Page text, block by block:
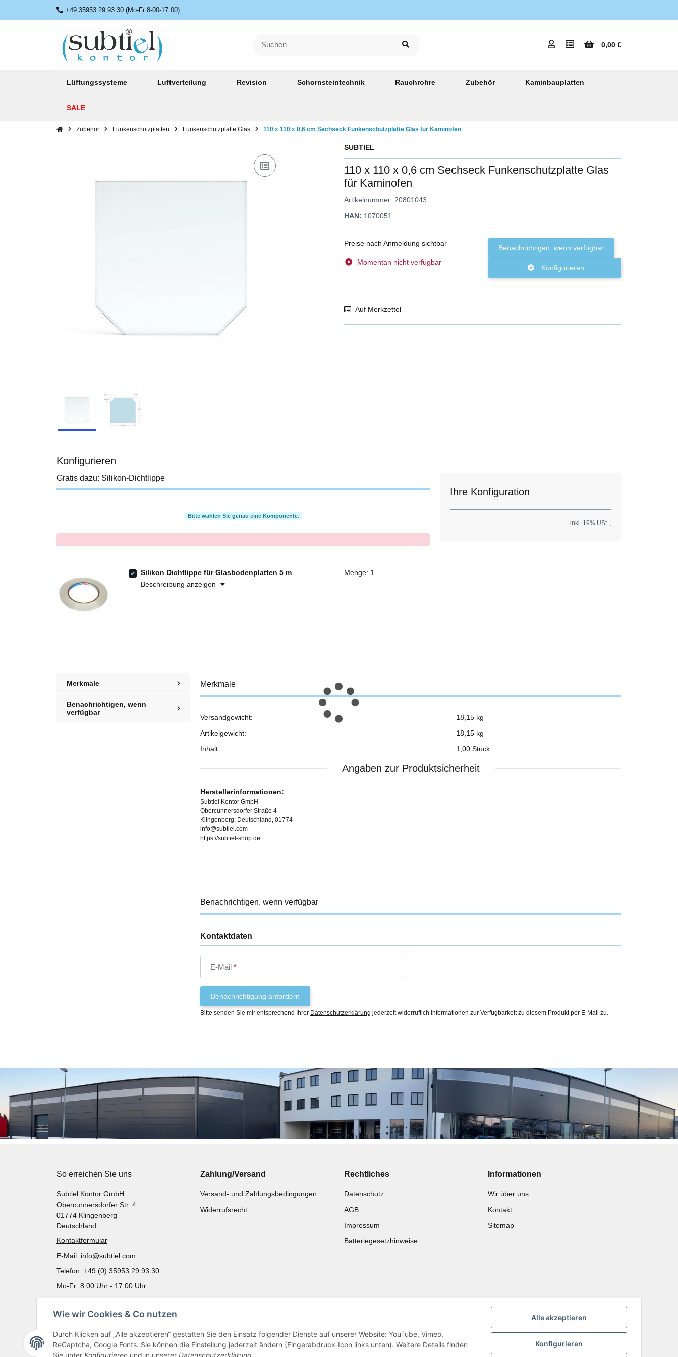
Alle akzeptieren
Konfigurieren
Wie wir Cookies & Co nutzen
Durch Klicken auf „Alle akzeptieren“ gestatten Sie den Einsatz folgender Dienste auf unserer Website: YouTube, Vimeo,
ReCaptcha, Google Fonts. Sie können die Einstellung jederzeit ändern (Fingerabdruck-Icon links unten). Weitere Details finden
+49 35953 29 93 30 (Mo-Fr 8-00-17:00)
0,00 €
Lüftungssysteme Luftverteilung Revision Schornsteintechnik Rauchrohre Zubehör Kaminbauplatten
SALE
Zubehör Funkenschutzplatten Funkenschutzplatte Glas 110 x 110 x 0,6 cm Sechseck Funkenschutzplatte Glas für Kaminofen
SUBTIEL
110 x 110 x 0,6 cm Sechseck Funkenschutzplatte Glas
für Kaminofen
Artikelnummer: 20801043
HAN: 1070051
Preise nach Anmeldung sichtbar
Momentan nicht verfügbar
Benachrichtigen, wenn verfügbar
Konfigurieren
Auf Merkzettel
Konfigurieren
Gratis dazu: Silikon-Dichtlippe
Bitte wählen Sie genau eine Komponente.
x
Silikon Dichtlippe für Glasbodenplatten 5 m
Beschreibung anzeigen
Menge: 1
Ihre Konfiguration
inkl. 19% USt. ,
Merkmale
Benachrichtigen, wenn
verfügbar
Merkmale
Produkteigenschaft
Wert
Versandgewicht:
18,15 kg
Artikelgewicht:
18,15 kg
Inhalt:
1,00 Stück
Angaben zur Produktsicherheit
Herstellerinformationen:
Subtiel Kontor GmbH
Obercunnersdorfer Straße 4
Klingenberg, Deutschland, 01774
info@subtiel.com
https://subtiel-shop.de
Benachrichtigen, wenn verfügbar
Kontaktdaten
E-Mail
Benachrichtigung anfordern
Bitte senden Sie mir entsprechend Ihrer Datenschutzerklärung jederzeit widerruflich Informationen zur Verfügbarkeit zu diesem Produkt per E-Mail zu.
So erreichen Sie uns
Subtiel Kontor GmbH
Obercunnersdorfer Str. 4
01774 Klingenberg
Deutschland
Kontaktformular
E-Mail: info@subtiel.com
Telefon: +49 (0) 35953 29 93 30
Mo-Fr: 8:00 Uhr - 17:00 Uhr
Zahlung/Versand
Versand- und Zahlungsbedingungen
Widerrufsrecht
Rechtliches
Datenschutz
AGB
Impressum
Batteriegesetzhinweise
Informationen
Wir über uns
Kontakt
Sitemap
Zur Schnellbestellung Preisliste anschauen